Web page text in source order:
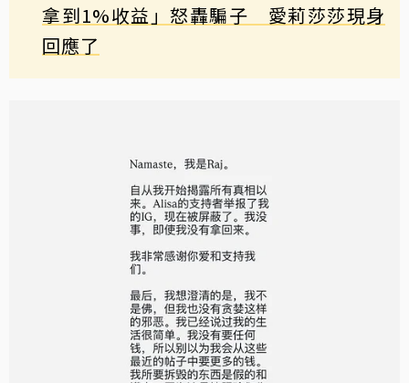
拿到1%收益」怒轟騙子 愛莉莎莎現身
回應了